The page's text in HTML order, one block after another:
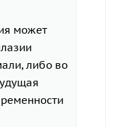
может
либо во